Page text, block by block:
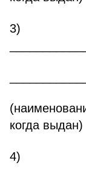
3)
когда выдан)
4)